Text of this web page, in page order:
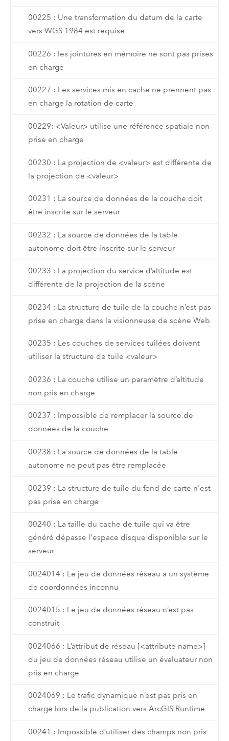
00225 : Une transformation du datum de la carte
vers WGS 1984 est requise
00226 : les jointures en mémoire ne sont pas prises
en charge
00227 : Les services mis en cache ne prennent pas
en charge la rotation de carte
00229: <Valeur> utilise une référence spatiale non
prise en charge
00230 : La projection de <valeur> est différente de
la projection de <valeur>
00231 : La source de données de la couche doit
être inscrite sur le serveur
00232 : La source de données de la table
autonome doit être inscrite sur le serveur
00233 : La projection du service d’altitude est
différente de la projection de la scène
00234 : La structure de tuile de la couche n’est pas
prise en charge dans la visionneuse de scène Web
00235 : Les couches de services tuilées doivent
utiliser la structure de tuile <valeur>
00236 : La couche utilise un paramètre d’altitude
non pris en charge
00237 : Impossible de remplacer la source de
données de la couche
00238 : La source de données de la table
autonome ne peut pas être remplacée
00239 : La structure de tuile du fond de carte n'est
pas prise en charge
00240 : La taille du cache de tuile qui va être
généré dépasse l'espace disque disponible sur le
serveur
0024014 : Le jeu de données réseau a un système
de coordonnées inconnu
0024015 : Le jeu de données réseau n’est pas
construit
0024066 : L’attribut de réseau [<attribute name>]
du jeu de données réseau utilise un évaluateur non
pris en charge
0024069 : Le trafic dynamique n’est pas pris en
charge lors de la publication vers ArcGIS Runtime
00241 : Impossible d’utiliser des champs non pris